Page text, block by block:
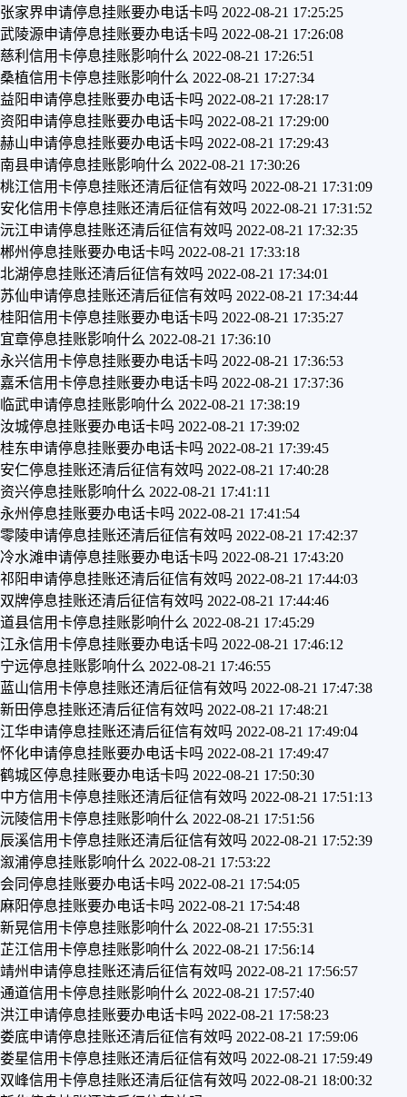
张家界申请停息挂账要办电话卡吗 2022-08-21 17:25:25
武陵源申请停息挂账要办电话卡吗 2022-08-21 17:26:08
慈利信用卡停息挂账影响什么 2022-08-21 17:26:51
桑植信用卡停息挂账影响什么 2022-08-21 17:27:34
益阳申请停息挂账要办电话卡吗 2022-08-21 17:28:17
资阳申请停息挂账要办电话卡吗 2022-08-21 17:29:00
赫山申请停息挂账要办电话卡吗 2022-08-21 17:29:43
南县申请停息挂账影响什么 2022-08-21 17:30:26
桃江信用卡停息挂账还清后征信有效吗 2022-08-21 17:31:09
安化信用卡停息挂账还清后征信有效吗 2022-08-21 17:31:52
沅江申请停息挂账还清后征信有效吗 2022-08-21 17:32:35
郴州停息挂账要办电话卡吗 2022-08-21 17:33:18
北湖停息挂账还清后征信有效吗 2022-08-21 17:34:01
苏仙申请停息挂账还清后征信有效吗 2022-08-21 17:34:44
桂阳信用卡停息挂账要办电话卡吗 2022-08-21 17:35:27
宜章停息挂账影响什么 2022-08-21 17:36:10
永兴信用卡停息挂账要办电话卡吗 2022-08-21 17:36:53
嘉禾信用卡停息挂账要办电话卡吗 2022-08-21 17:37:36
临武申请停息挂账影响什么 2022-08-21 17:38:19
汝城停息挂账要办电话卡吗 2022-08-21 17:39:02
桂东申请停息挂账要办电话卡吗 2022-08-21 17:39:45
安仁停息挂账还清后征信有效吗 2022-08-21 17:40:28
资兴停息挂账影响什么 2022-08-21 17:41:11
永州停息挂账要办电话卡吗 2022-08-21 17:41:54
零陵申请停息挂账还清后征信有效吗 2022-08-21 17:42:37
冷水滩申请停息挂账要办电话卡吗 2022-08-21 17:43:20
祁阳申请停息挂账还清后征信有效吗 2022-08-21 17:44:03
双牌停息挂账还清后征信有效吗 2022-08-21 17:44:46
道县信用卡停息挂账影响什么 2022-08-21 17:45:29
江永信用卡停息挂账要办电话卡吗 2022-08-21 17:46:12
宁远停息挂账影响什么 2022-08-21 17:46:55
蓝山信用卡停息挂账还清后征信有效吗 2022-08-21 17:47:38
新田停息挂账还清后征信有效吗 2022-08-21 17:48:21
江华申请停息挂账还清后征信有效吗 2022-08-21 17:49:04
怀化申请停息挂账要办电话卡吗 2022-08-21 17:49:47
鹤城区停息挂账要办电话卡吗 2022-08-21 17:50:30
中方信用卡停息挂账还清后征信有效吗 2022-08-21 17:51:13
沅陵信用卡停息挂账影响什么 2022-08-21 17:51:56
辰溪信用卡停息挂账还清后征信有效吗 2022-08-21 17:52:39
溆浦停息挂账影响什么 2022-08-21 17:53:22
会同停息挂账要办电话卡吗 2022-08-21 17:54:05
麻阳停息挂账要办电话卡吗 2022-08-21 17:54:48
新晃信用卡停息挂账影响什么 2022-08-21 17:55:31
芷江信用卡停息挂账影响什么 2022-08-21 17:56:14
靖州申请停息挂账还清后征信有效吗 2022-08-21 17:56:57
通道信用卡停息挂账影响什么 2022-08-21 17:57:40
洪江申请停息挂账要办电话卡吗 2022-08-21 17:58:23
娄底申请停息挂账还清后征信有效吗 2022-08-21 17:59:06
娄星信用卡停息挂账还清后征信有效吗 2022-08-21 17:59:49
双峰信用卡停息挂账还清后征信有效吗 2022-08-21 18:00:32